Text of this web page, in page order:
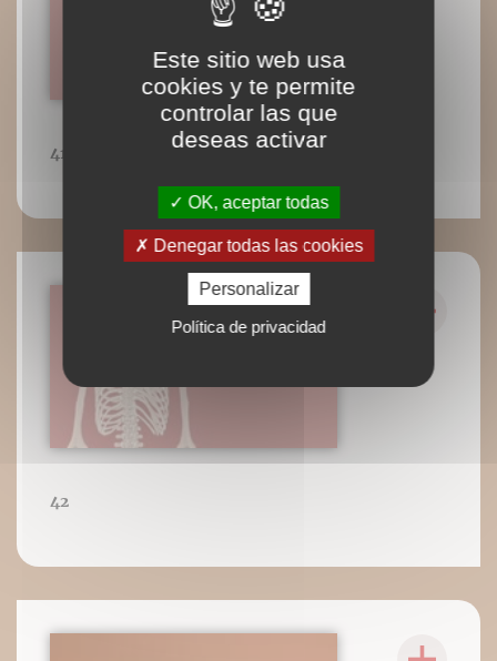
41
42
Este sitio web usa
cookies y te permite
controlar las que
deseas activar
OK, aceptar todas
Denegar todas las cookies
Personalizar
Política de privacidad